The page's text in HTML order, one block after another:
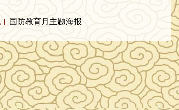
] 国防教育月主题海报